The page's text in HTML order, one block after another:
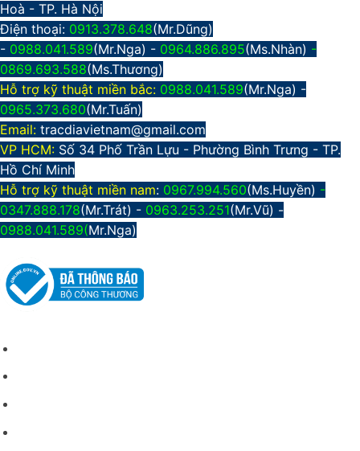
Hoà - TP. Hà Nội
Điện thoại: 0913.378.648(Mr.Dũng)
- 0988.041.589(Mr.Nga) - 0964.886.895(Ms.Nhàn) -
0869.693.588(Ms.Thương)
Hỗ trợ kỹ thuật miền bắc: 0988.041.589(Mr.Nga) -
0965.373.680(Mr.Tuấn)
Email: tracdiavietnam@gmail.com
VP HCM: Số 34 Phố Trần Lựu - Phường Bình Trưng - TP.
Hồ Chí Minh
Hỗ trợ kỹ thuật miền nam: 0967.994.560(Ms.Huyền) -
0347.888.178(Mr.Trát) - 0963.253.251(Mr.Vũ) -
0988.041.589(Mr.Nga)